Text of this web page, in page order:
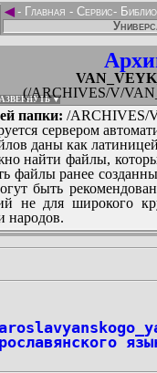
◄- Главная - Сервис-
(/ARCHIVES/V/
▼
папки: /ARCHIVES/
сервером
даны как
найти файлы,
файлы ранее
быть
не для широкого
народов.